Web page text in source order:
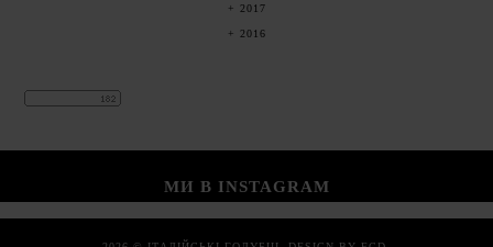
2017
2016
МИ В INSTAGRAM